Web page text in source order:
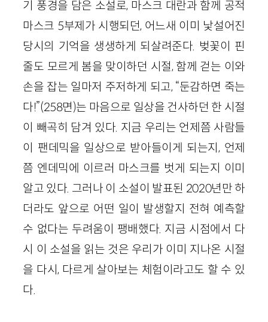
기 풍경을 담은 소설로, 마스크 대란과 함께 공적
마스크 5부제가 시행되던, 어느새 이미 낯설어진
당시의 기억을 생생하게 되살려준다. 벚꽃이 핀
줄도 모르게 봄을 맞이하던 시절, 함께 걷는 이와
손을 잡는 일마저 주저하게 되고, “둔감하면 죽는
다!”(258면)는 마음으로 일상을 건사하던 한 시절
이 빼곡히 담겨 있다. 지금 우리는 언제쯤 사람들
이 팬데믹을 일상으로 받아들이게 되는지, 언제
쯤 엔데믹에 이르러 마스크를 벗게 되는지 이미
알고 있다. 그러나 이 소설이 발표된 2020년만 하
더라도 앞으로 어떤 일이 발생할지 전혀 예측할
수 없다는 두려움이 팽배했다. 지금 시점에서 다
시 이 소설을 읽는 것은 우리가 이미 지나온 시절
을 다시, 다르게 살아보는 체험이라고도 할 수 있
다.